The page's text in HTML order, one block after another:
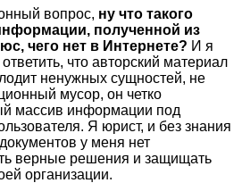
вопрос, ну что такого
полученной из
чего нет в Интернете? И я
что авторский материал
ненужных сущностей, не
мусор, он четко
массив информации под
Я юрист, и без знания
у меня нет
верные решения и защищать
организации.